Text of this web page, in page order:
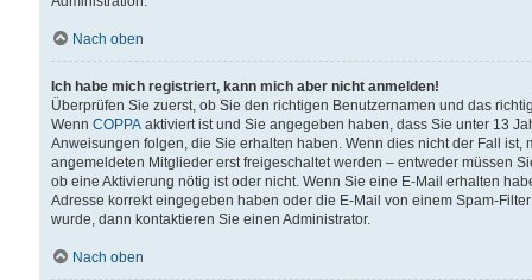
Nach oben
Ich habe mich registriert, kann mich aber nicht anmelden!
Überprüfen Sie zuerst, ob Sie den richtigen Benutzernamen und das
Wenn COPPA aktiviert ist und Sie angegeben haben, dass Sie unter 13
Anweisungen folgen, die Sie erhalten haben. Wenn dies nicht der Fall
angemeldeten Mitglieder erst freigeschaltet werden – entweder müssen
ob eine Aktivierung nötig ist oder nicht. Wenn Sie eine E-Mail erhalten
Adresse korrekt eingegeben haben oder die E-Mail von einem Spam-
wurde, dann kontaktieren Sie einen Administrator.
Nach oben